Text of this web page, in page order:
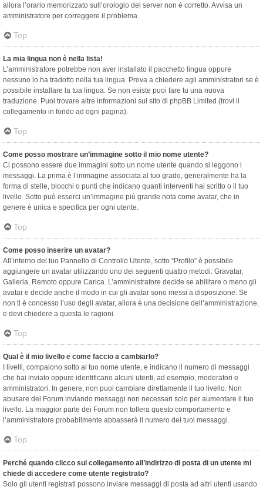
allora l’orario memorizzato sull’orologio del server non è corretto. Avvisa un
amministratore per correggere il problema.
Top
La mia lingua non è nella lista!
L’amministratore potrebbe non aver installato il pacchetto lingua oppure
nessuno lo ha tradotto nella tua lingua. Prova a chiedere agli amministratori se è
possibile installare la tua lingua. Se non esiste puoi fare tu una nuova
traduzione. Puoi trovare altre informazioni sul sito di phpBB Limited (trovi il
collegamento in fondo ad ogni pagina).
Top
Come posso mostrare un’immagine sotto il mio nome utente?
Ci possono essere due immagini sotto un nome utente quando si leggono i
messaggi. La prima è l’immagine associata al tuo grado, generalmente ha la
forma di stelle, blocchi o punti che indicano quanti interventi hai scritto o il tuo
livello. Sotto può esserci un’immagine più grande nota come avatar, che in
genere è unica e specifica per ogni utente.
Top
Come posso inserire un avatar?
All’interno del tuo Pannello di Controllo Utente, sotto “Profilo” è possibile
aggiungere un avatar utilizzando uno dei seguenti quattro metodi: Gravatar,
Galleria, Remoto oppure Carica. L’amministratore decide se abilitare o meno gli
avatar e decide anche il modo in cui gli avatar sono messi a disposizione. Se
non ti è concesso l’uso degli avatar, allora è una decisione dell’amministrazione,
e devi chiedere a questa le ragioni.
Top
Qual è il mio livello e come faccio a cambiarlo?
I livelli, compaiono sotto al tuo nome utente, e indicano il numero di messaggi
che hai inviato oppure identificano alcuni utenti, ad esempio, moderatori e
amministratori. In genere, non puoi cambiare direttamente il tuo livello. Non
abusare del Forum inviando messaggi non necessari solo per aumentare il tuo
livello. La maggior parte dei Forum non tollera questo comportamento e
l’amministratore probabilmente abbasserà il numero dei tuoi messaggi.
Top
Perché quando clicco sul collegamento all’indirizzo di posta di un utente mi
chiede di accedere come utente registrato?
Solo gli utenti registrati possono inviare messaggi di posta ad altri utenti usando